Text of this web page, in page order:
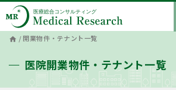
home /開業物件・テナント一覧
医院開業物件・テナント一覧